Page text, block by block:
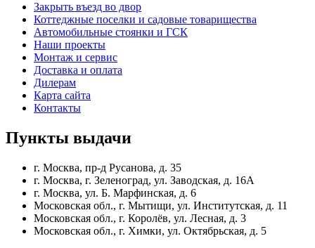
Закрыть въезд во двор
Коттеджные поселки и садовые товарищества
Автомобильные стоянки и ГСК
Наши проекты
Монтаж и сервис
Доставка и оплата
Дилерам
Карта сайта
Контакты
Пункты выдачи
г. Москва, пр-д Русанова, д. 35
г. Москва, г. Зеленоград, ул. Заводская, д. 16А
г. Москва, ул. Б. Марфинская, д. 6
Московская обл., г. Мытищи, ул. Институтская, д. 11
Московская обл., г. Королёв, ул. Лесная, д. 3
Московская обл., г. Химки, ул. Октябрьская, д. 5